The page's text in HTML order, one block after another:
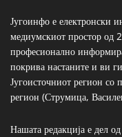
Југоинфо е електронски
медиумскиот простор од
професионално
покрива настаните и ви
Југоисточниот регион со
регион (Струмица,
Нашата редакција е дел